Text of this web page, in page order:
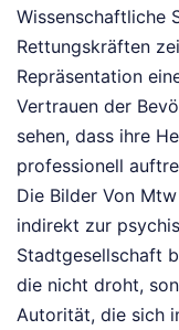
Wissenschaftliche
Rettungskräften
Repräsentation
Vertrauen der
sehen, dass ihre
professionell
Die Bilder Von
indirekt zur
Stadtgesellschaft
die nicht droht,
Autorität, die sich